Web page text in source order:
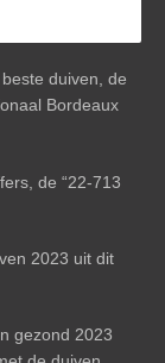
duiven, de
Bordeaux
de “22-713
2023 uit dit
gezond 2023